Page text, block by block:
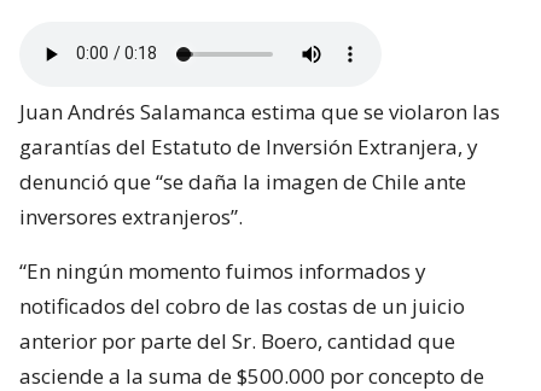
Juan Andrés Salamanca estima que se violaron las
garantías del Estatuto de Inversión Extranjera, y
denunció que “se daña la imagen de Chile ante
inversores extranjeros”.
“En ningún momento fuimos informados y
notificados del cobro de las costas de un juicio
anterior por parte del Sr. Boero, cantidad que
asciende a la suma de $500.000 por concepto de